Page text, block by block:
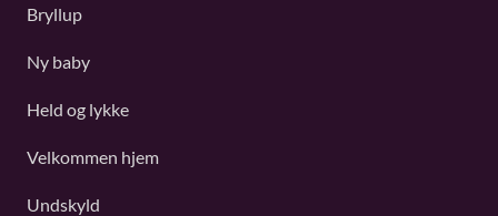
Bryllup
Ny baby
Held og lykke
Velkommen hjem
Undskyld